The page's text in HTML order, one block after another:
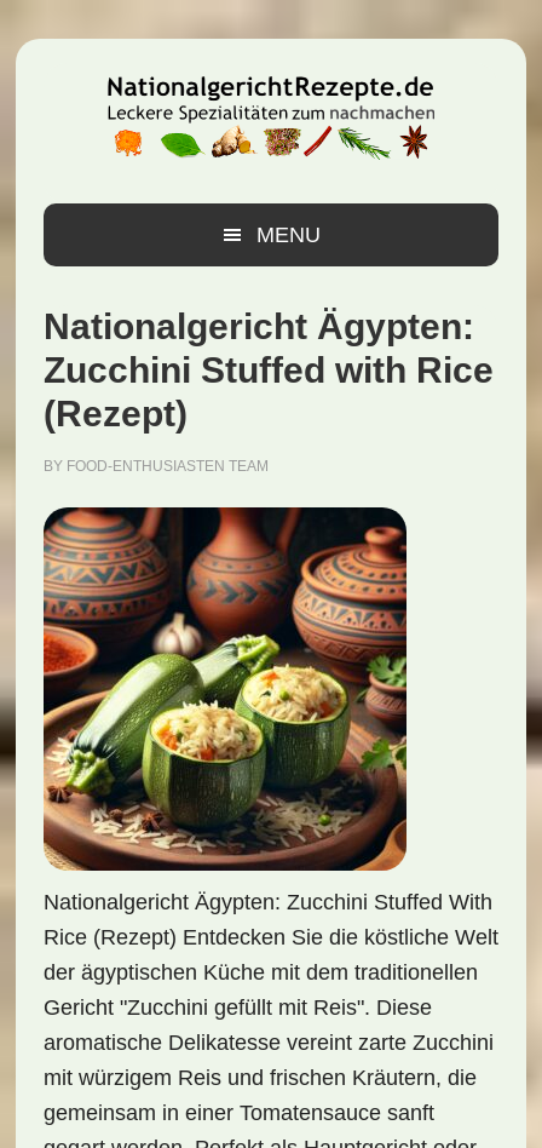
Hauptnavigation
Inhalt
Seitenspalte
MENU
Nationalgericht Ägypten:
Zucchini Stuffed with Rice
(Rezept)
BY FOOD-ENTHUSIASTEN TEAM
Nationalgericht Ägypten: Zucchini Stuffed With
Rice (Rezept) Entdecken Sie die köstliche Welt
der ägyptischen Küche mit dem traditionellen
Gericht "Zucchini gefüllt mit Reis". Diese
aromatische Delikatesse vereint zarte Zucchini
mit würzigem Reis und frischen Kräutern, die
gemeinsam in einer Tomatensauce sanft